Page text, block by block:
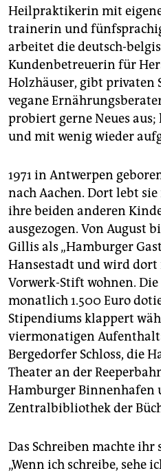
wahrheit
verlag
verlag
veranstaltungen
shop
fragen & hilfe
unterstützen
abo
genossenschaft
epaper login
Heilpraktikerin mit
trainerin und
arbeitet die deutsch-
Kundenbetreuerin für
Holzhäuser, gibt privaten
vegane
probiert gerne Neues
und mit wenig wieder
1971 in Antwerpen
nach Aachen. Dort lebt
ihre beiden anderen
ausgezogen. Von August
Gillis als „Hamburger
Hansestadt und wird dort
Vorwerk-Stift wohnen.
monatlich 1.500 Euro
Stipendiums klappert
viermonatigen
Bergedorfer Schloss, die
Theater an der
Hamburger Binnenhafen
Zentralbibliothek der
Das Schreiben machte ihr
„Wenn ich schreibe, sehe